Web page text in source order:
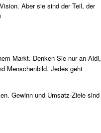
Aber sie sind der Teil, der
Markt. Denken Sie nur an Aldi,
Menschenbild. Jedes geht
Gewinn und Umsatz-Ziele sind